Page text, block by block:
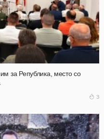
за Република, место со
3